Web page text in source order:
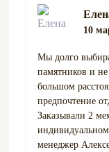
10
Мы долго
памятников и
большом
предпочтение
Заказывали 2
менеджер